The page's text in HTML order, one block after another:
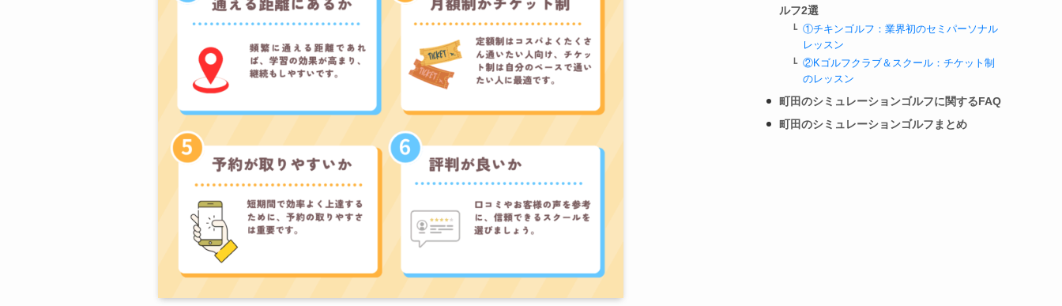
ルフ2選
①チキンゴルフ：業界初のセミパーソナル
レッスン
②Kゴルフクラブ＆スクール：チケット制
のレッスン
町田のシミュレーションゴルフに関するFAQ
町田のシミュレーションゴルフまとめ